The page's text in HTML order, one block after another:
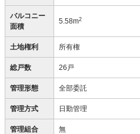
バルコニー
面積
5.58m2
土地権利 所有権
総戸数 26戸
管理形態 全部委託
管理方式 日勤管理
管理組合 無